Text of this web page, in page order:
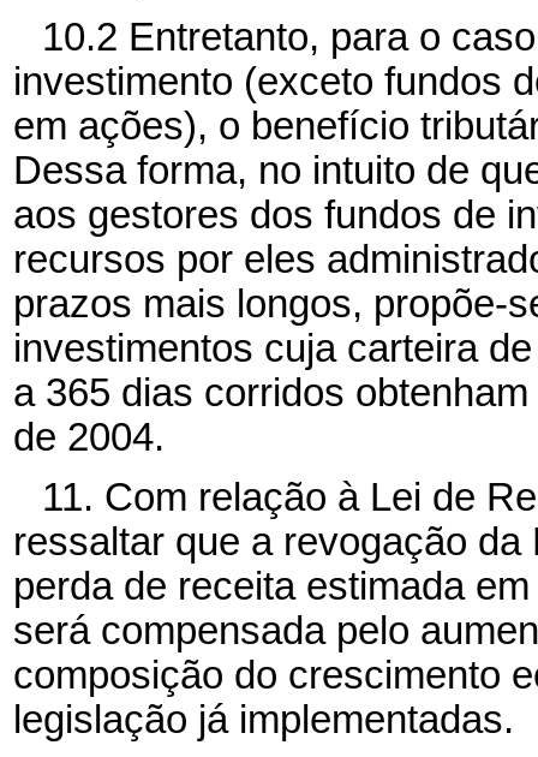
10.2 Entretanto, para o
investimento (exceto fundos
em ações), o benefício
Dessa forma, no intuito de
aos gestores dos fundos de
recursos por eles
prazos mais longos, propõe-
investimentos cuja carteira
a 365 dias corridos
de 2004.
11. Com relação à Lei de
ressaltar que a revogação da
perda de receita estimada
será compensada pelo
composição do crescimento
legislação já implementadas.